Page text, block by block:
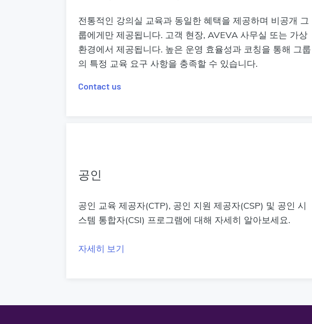
전통적인 강의실 교육과 동일한 혜택을 제공하며 비공개 그
룹에게만 제공됩니다. 고객 현장, AVEVA 사무실 또는 가상
환경에서 제공됩니다. 높은 운영 효율성과 코칭을 통해 그룹
의 특정 교육 요구 사항을 충족할 수 있습니다.
Contact us
공인
공인 교육 제공자(CTP), 공인 지원 제공자(CSP) 및 공인 시
스템 통합자(CSI) 프로그램에 대해 자세히 알아보세요.
자세히 보기